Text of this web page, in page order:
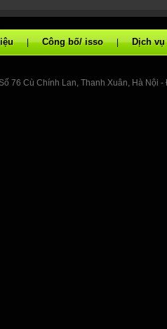
| Công bố/ isso | Dịch vụ
76 Cù Chính Lan, Thanh Xuân, Hà Nội